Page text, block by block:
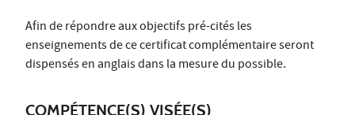
Afin de répondre aux objectifs pré-cités les
enseignements de ce certificat complémentaire seront
dispensés en anglais dans la mesure du possible.
COMPÉTENCE(S) VISÉE(S)